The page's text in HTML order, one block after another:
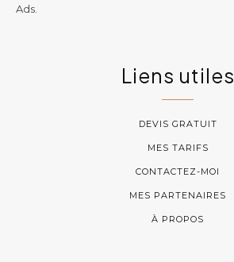
Ads.
Liens utiles
DEVIS GRATUIT
MES TARIFS
CONTACTEZ-MOI
MES PARTENAIRES
À PROPOS